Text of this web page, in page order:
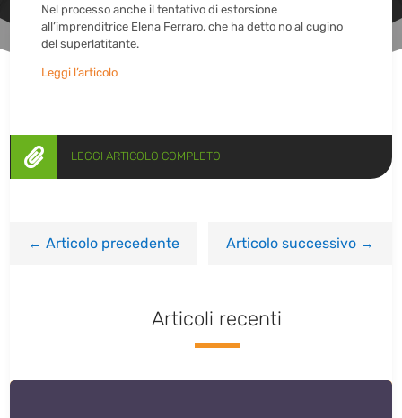
Nel processo anche il tentativo di estorsione
all’imprenditrice Elena Ferraro, che ha detto no al cugino
del superlatitante.
Leggi l’articolo
 LEGGI ARTICOLO COMPLETO
←Articolo precedente Articolo successivo→
Articoli recenti